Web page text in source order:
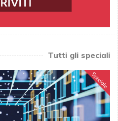
Tutti gli speciali
Speciale